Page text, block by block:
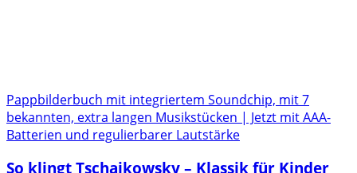
Pappbilderbuch mit integriertem Soundchip, mit 7
bekannten, extra langen Musikstücken | Jetzt mit AAA-
Batterien und regulierbarer Lautstärke
So klingt Tschaikowsky – Klassik für Kinder